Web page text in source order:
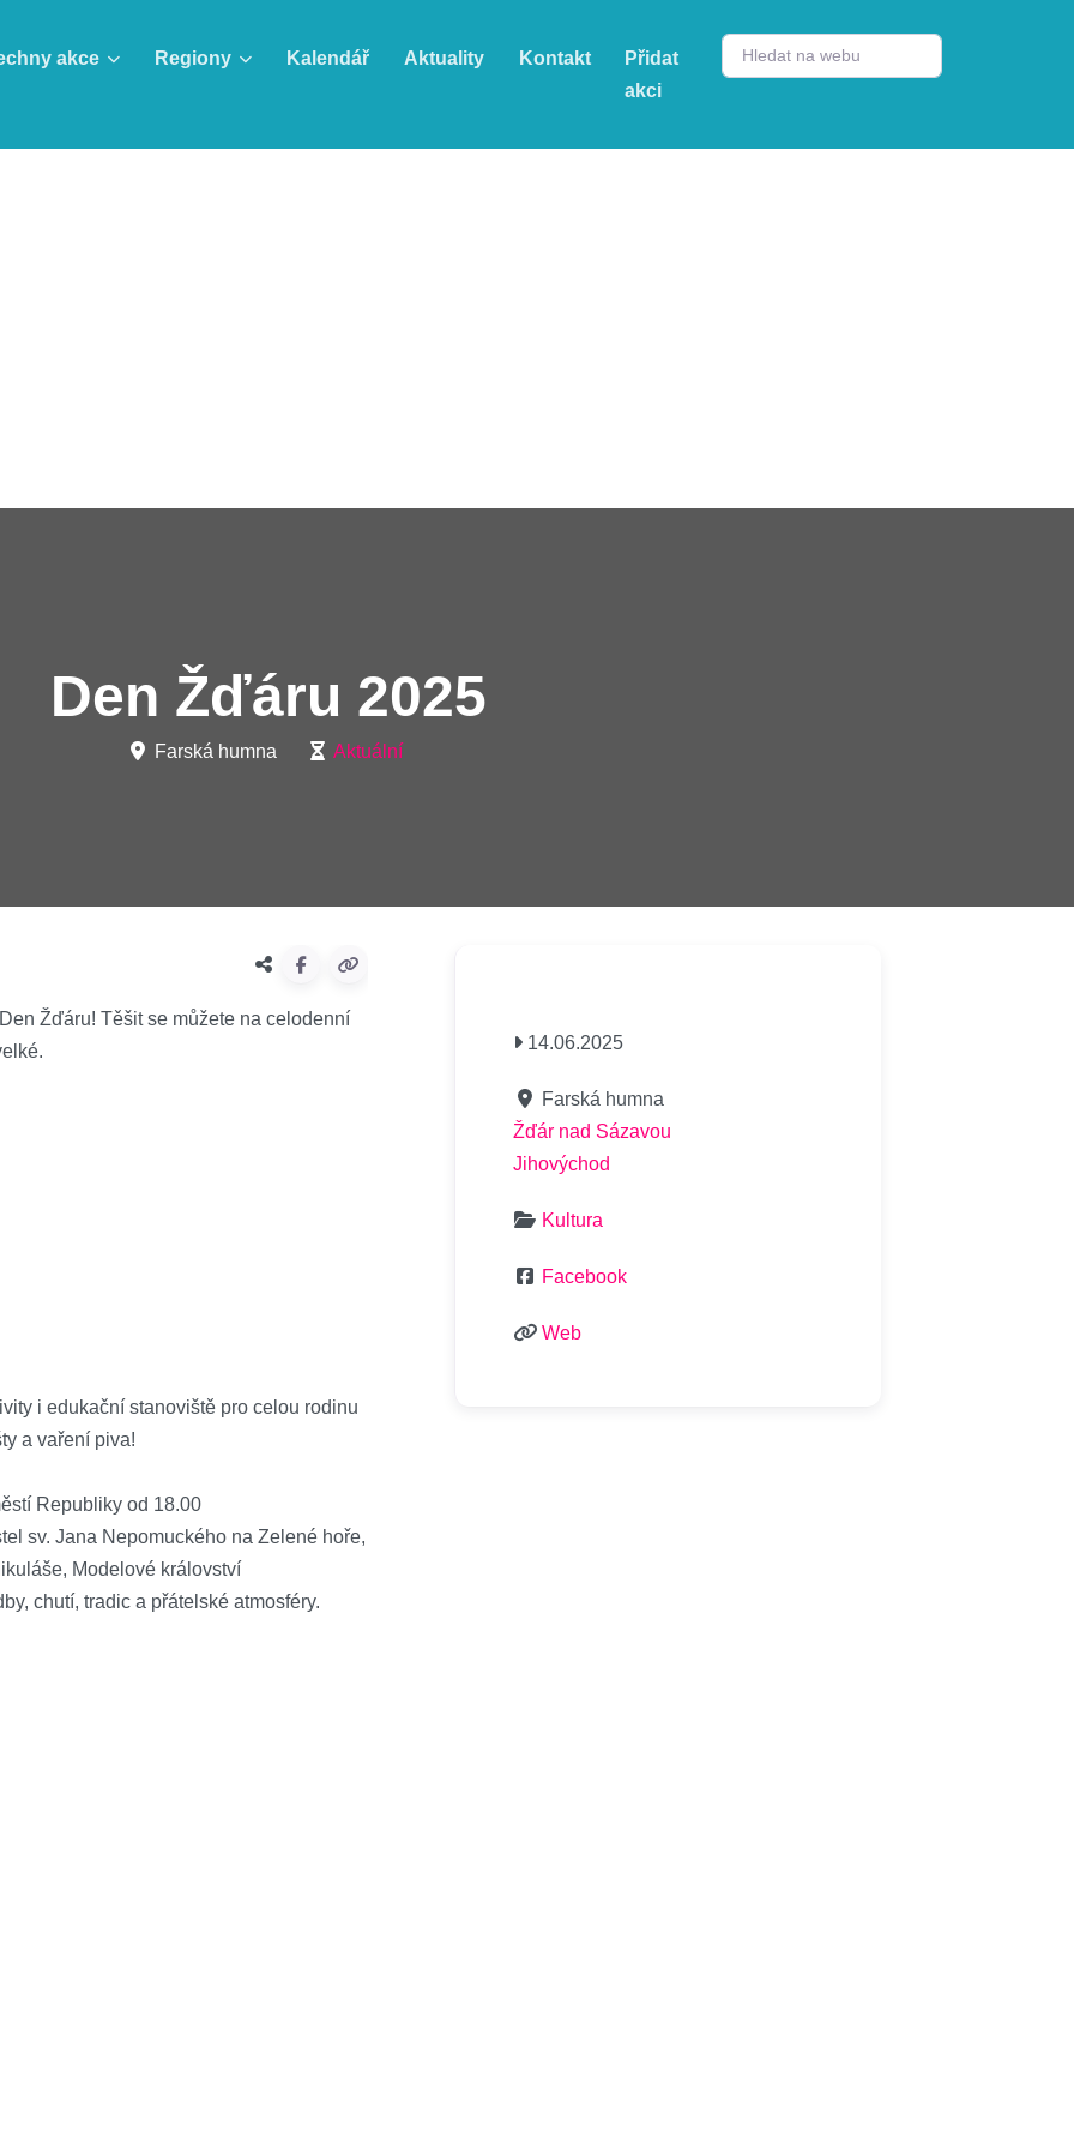
akce Regiony Kalendář Aktuality Kontakt
Přidat
akci
Den Žďáru 2025
Farská humna Aktuální
Žďáru! Těšit se můžete na celodenní
i edukační stanoviště pro celou rodinu
a vaření piva!
Republiky od 18.00
sv. Jana Nepomuckého na Zelené hoře,
Modelové království
chutí, tradic a přátelské atmosféry.
14.06.2025
Farská humna
Žďár nad Sázavou
Jihovýchod
Kultura
Facebook
Web